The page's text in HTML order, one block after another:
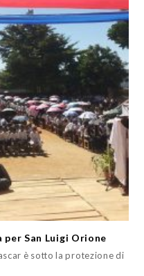
San Luigi Orione
è sotto la protezione di